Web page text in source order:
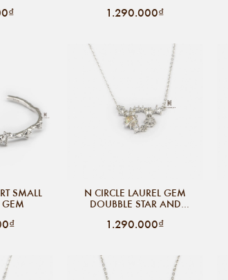
1.290.000₫
SMALL
GEM
N CIRCLE LAUREL GEM
DOUBBLE STAR AND
1.290.000₫